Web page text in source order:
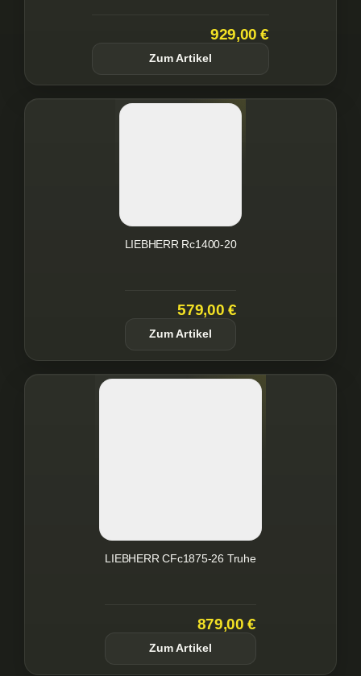
929,00 €
Zum Artikel
LIEBHERR Rc1400-20
579,00 €
Zum Artikel
LIEBHERR CFc1875-26 Truhe
879,00 €
Zum Artikel